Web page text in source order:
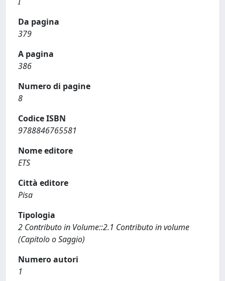
Da pagina
379
A pagina
386
Numero di pagine
8
Codice ISBN
9788846765581
Nome editore
ETS
Città editore
Pisa
Tipologia
2 Contributo in Volume::2.1 Contributo in volume
(Capitolo o Saggio)
Numero autori
1